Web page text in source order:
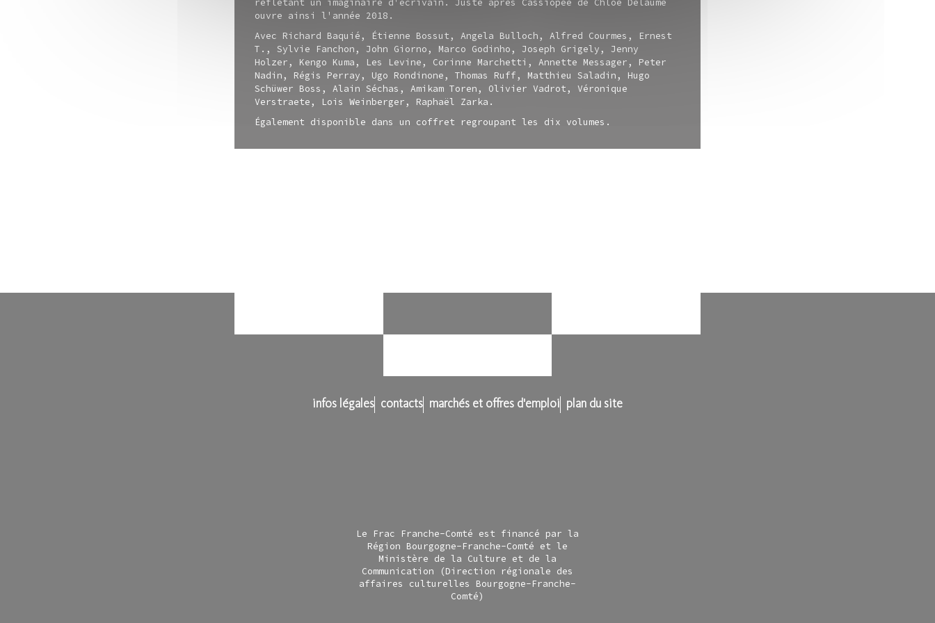
reflétant un imaginaire d'écrivain. Juste après Cassiopée de Chloé Delaume
ouvre ainsi l'année 2018.
Avec Richard Baquié, Étienne Bossut, Angela Bulloch, Alfred Courmes, Ernest
T., Sylvie Fanchon, John Giorno, Marco Godinho, Joseph Grigely, Jenny
Holzer, Kengo Kuma, Les Levine, Corinne Marchetti, Annette Messager, Peter
Nadin, Régis Perray, Ugo Rondinone, Thomas Ruff, Matthieu Saladin, Hugo
Schüwer Boss, Alain Séchas, Amikam Toren, Olivier Vadrot, Véronique
Verstraete, Lois Weinberger, Raphaël Zarka.
Également disponible dans un coffret regroupant les dix volumes.
infos légales contacts marchés et offres d'emploi plan du site
Le Frac Franche-Comté est financé par la
Région Bourgogne-Franche-Comté et le
Ministère de la Culture et de la
Communication (Direction régionale des
affaires culturelles Bourgogne-Franche-
Comté)